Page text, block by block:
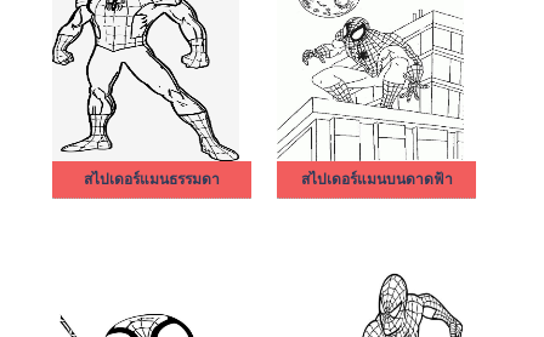
สไปเดอร์แมนธรรมดา สไปเดอร์แมนบนดาดฟ้า